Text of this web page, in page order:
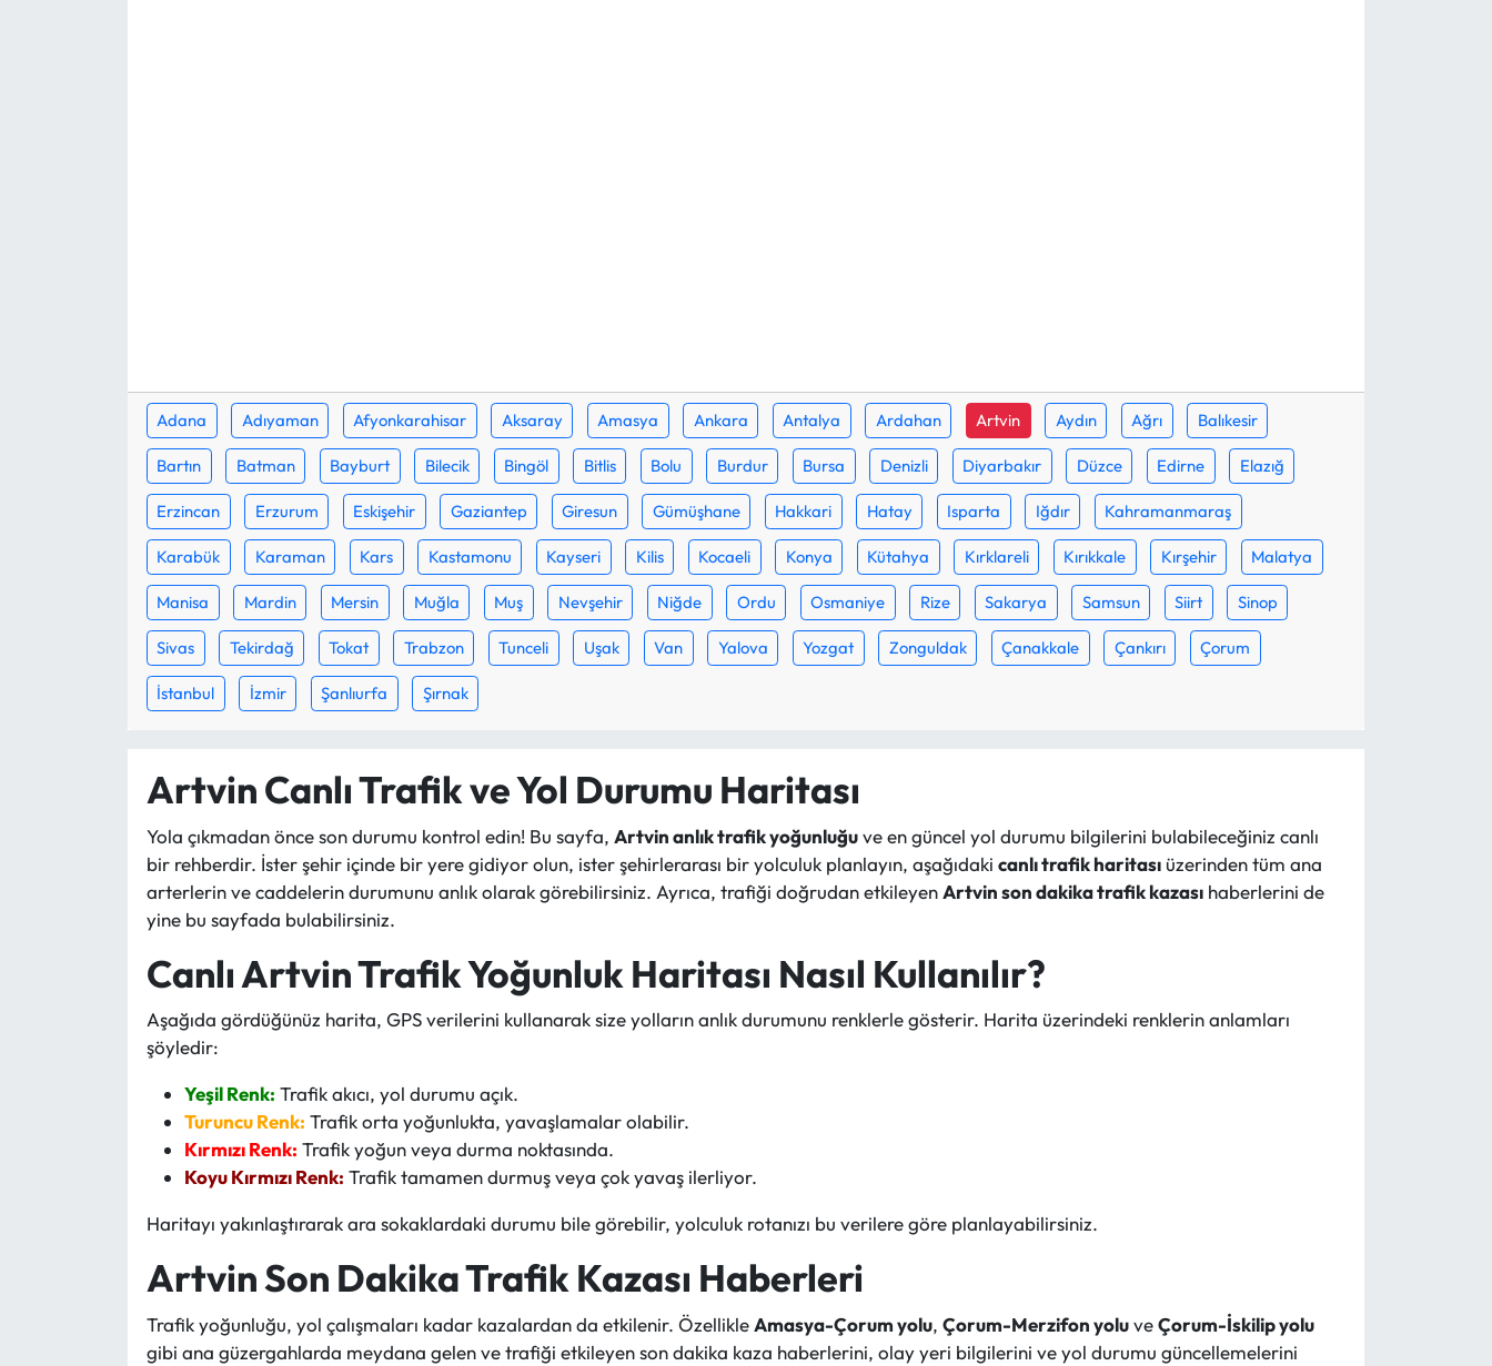
Adana Adıyaman Afyonkarahisar Aksaray Amasya Ankara Antalya Ardahan Artvin Aydın Ağrı Balıkesir
Bartın Batman Bayburt Bilecik Bingöl Bitlis Bolu Burdur Bursa Denizli Diyarbakır Düzce Edirne Elazığ
Erzincan Erzurum Eskişehir Gaziantep Giresun Gümüşhane Hakkari Hatay Isparta Iğdır Kahramanmaraş
Karabük Karaman Kars Kastamonu Kayseri Kilis Kocaeli Konya Kütahya Kırklareli Kırıkkale Kırşehir Malatya
Manisa Mardin Mersin Muğla Muş Nevşehir Niğde Ordu Osmaniye Rize Sakarya Samsun Siirt Sinop
Sivas Tekirdağ Tokat Trabzon Tunceli Uşak Van Yalova Yozgat Zonguldak Çanakkale Çankırı Çorum
İstanbul İzmir Şanlıurfa Şırnak
Artvin Canlı Trafik ve Yol Durumu Haritası
Yola çıkmadan önce son durumu kontrol edin! Bu sayfa, Artvin anlık trafik yoğunluğuve en güncel yol durumu bilgilerini bulabileceğiniz canlı
bir rehberdir. İster şehir içinde bir yere gidiyor olun, ister şehirlerarası bir yolculuk planlayın, aşağıdaki canlı trafik haritasıüzerinden tüm ana
arterlerin ve caddelerin durumunu anlık olarak görebilirsiniz. Ayrıca, trafiği doğrudan etkileyenArtvin son dakika trafik kazasıhaberlerini de
yine bu sayfada bulabilirsiniz.
Canlı Artvin Trafik Yoğunluk Haritası Nasıl Kullanılır?
Aşağıda gördüğünüz harita, GPS verilerini kullanarak size yolların anlık durumunu renklerle gösterir. Harita üzerindeki renklerin anlamları
şöyledir:
Yeşil Renk: Trafik akıcı, yol durumu açık.
Turuncu Renk: Trafik orta yoğunlukta, yavaşlamalar olabilir.
Kırmızı Renk: Trafik yoğun veya durma noktasında.
Koyu Kırmızı Renk: Trafik tamamen durmuş veya çok yavaş ilerliyor.
Haritayı yakınlaştırarak ara sokaklardaki durumu bile görebilir, yolculuk rotanızı bu verilere göre planlayabilirsiniz.
Artvin Son Dakika Trafik Kazası Haberleri
Trafik yoğunluğu, yol çalışmaları kadar kazalardan da etkilenir. ÖzellikleAmasya-Çorum yolu, Çorum-Merzifon yoluveÇorum-İskilip yolu
gibi ana güzergahlarda meydana gelen ve trafiği etkileyen son dakika kaza haberlerini, olay yeri bilgilerini ve yol durumu güncellemelerini
Laçin Haberleri
Mecitözü Haberleri
Oğuzlar Haberleri
Ortaköy Haberleri
Osmancık Haberleri
Resmi İlan
Resmi Reklam
Sungurlu Haberleri
Uğurludağ Haberleri
Yayla Haber